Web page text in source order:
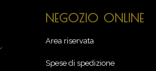
NEGOZIO ONLINE
Area riservata
Spese di spedizione